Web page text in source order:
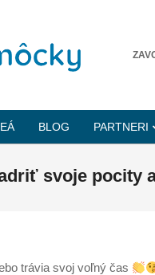
BLOG PARTNERI
svoje pocity
trávia svoj voľný čas